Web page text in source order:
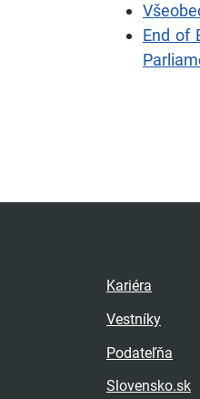
End of
Kariéra
Vestníky
Podateľňa
Slovensko.sk